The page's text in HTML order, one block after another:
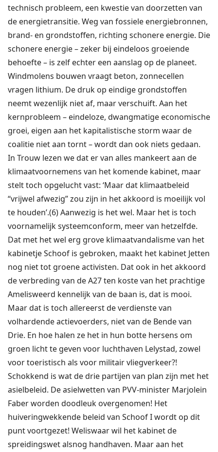
technisch probleem, een kwestie van doorzetten van
de energietransitie. Weg van fossiele energiebronnen,
brand- en grondstoffen, richting schonere energie. Die
schonere energie – zeker bij eindeloos groeiende
behoefte – is zelf echter een aanslag op de planeet.
Windmolens bouwen vraagt beton, zonnecellen
vragen lithium. De druk op eindige grondstoffen
neemt wezenlijk niet af, maar verschuift. Aan het
kernprobleem – eindeloze, dwangmatige economische
groei, eigen aan het kapitalistische storm waar de
coalitie niet aan tornt – wordt dan ook niets gedaan.
In Trouw lezen we dat er van alles mankeert aan de
klimaatvoornemens van het komende kabinet, maar
stelt toch opgelucht vast: ‘Maar dat klimaatbeleid
“vrijwel afwezig” zou zijn in het akkoord is moeilijk vol
te houden’.(6) Aanwezig is het wel. Maar het is toch
voornamelijk systeemconform, meer van hetzelfde.
Dat met het wel erg grove klimaatvandalisme van het
kabinetje Schoof is gebroken, maakt het kabinet Jetten
nog niet tot groene activisten. Dat ook in het akkoord
de verbreding van de A27 ten koste van het prachtige
Amelisweerd kennelijk van de baan is, dat is mooi.
Maar dat is toch allereerst de verdienste van
volhardende actievoerders, niet van de Bende van
Drie. En hoe halen ze het in hun botte hersens om
groen licht te geven voor luchthaven Lelystad, zowel
voor toeristisch als voor militair vliegverkeer?!
Schokkend is wat de drie partijen van plan zijn met het
asielbeleid. De asielwetten van PVV-minister Marjolein
Faber worden doodleuk overgenomen! Het
huiveringwekkende beleid van Schoof I wordt op dit
punt voortgezet! Weliswaar wil het kabinet de
spreidingswet alsnog handhaven. Maar aan het